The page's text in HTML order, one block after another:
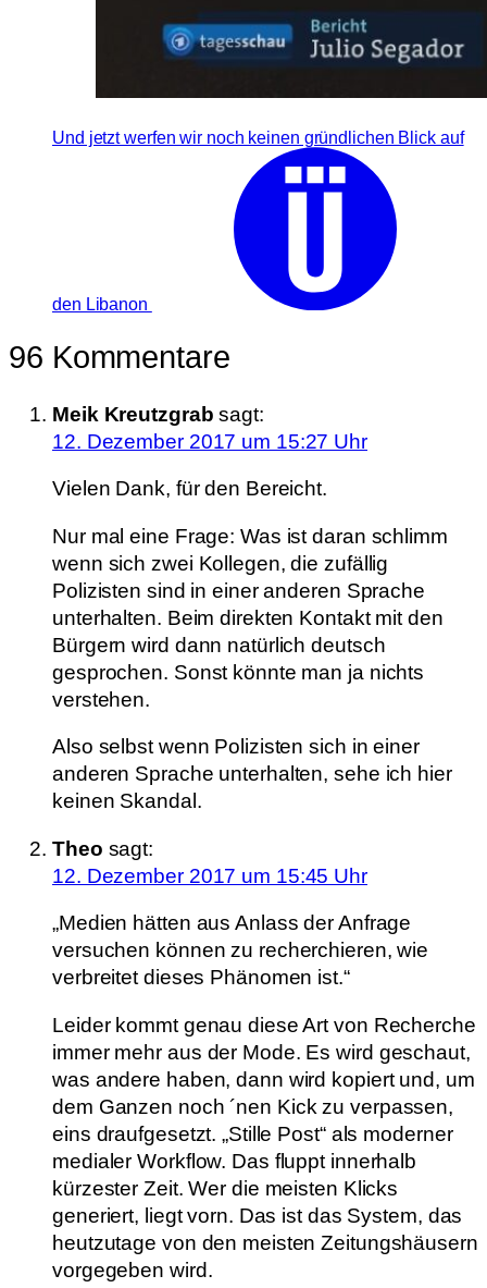
Und jetzt werfen wir noch keinen gründlichen Blick auf
den Libanon
96 Kommentare
Meik Kreutzgrab sagt:
12. Dezember 2017 um 15:27 Uhr
Vielen Dank, für den Bereicht.
Nur mal eine Frage: Was ist daran schlimm
wenn sich zwei Kollegen, die zufällig
Polizisten sind in einer anderen Sprache
unterhalten. Beim direkten Kontakt mit den
Bürgern wird dann natürlich deutsch
gesprochen. Sonst könnte man ja nichts
verstehen.
Also selbst wenn Polizisten sich in einer
anderen Sprache unterhalten, sehe ich hier
keinen Skandal.
Theo sagt:
12. Dezember 2017 um 15:45 Uhr
„Medien hätten aus Anlass der Anfrage
versuchen können zu recherchieren, wie
verbreitet dieses Phänomen ist.“
Leider kommt genau diese Art von Recherche
immer mehr aus der Mode. Es wird geschaut,
was andere haben, dann wird kopiert und, um
dem Ganzen noch ´nen Kick zu verpassen,
eins draufgesetzt. „Stille Post“ als moderner
medialer Workflow. Das fluppt innerhalb
kürzester Zeit. Wer die meisten Klicks
generiert, liegt vorn. Das ist das System, das
heutzutage von den meisten Zeitungshäusern
vorgegeben wird.